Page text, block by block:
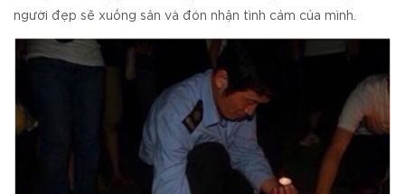
người đẹp sẽ xuống sân và đón nhận tình cảm của mình.